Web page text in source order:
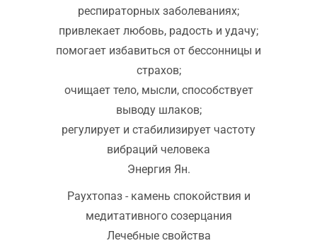
респираторных заболеваниях;
привлекает любовь, радость и удачу;
помогает избавиться от бессонницы и
страхов;
очищает тело, мысли, способствует
выводу шлаков;
регулирует и стабилизирует частоту
вибраций человека
Энергия Ян.
Раухтопаз - камень спокойствия и
медитативного созерцания
Лечебные свойства